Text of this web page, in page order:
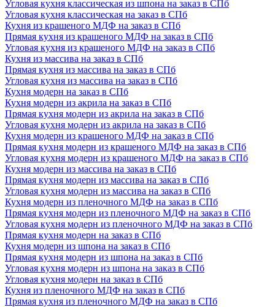
Угловая кухня классическая из шпона на заказ в СПб
Угловая кухня классическая на заказ в СПб
Кухня из крашеного МДФ на заказ в СПб
Прямая кухня из крашеного МДФ на заказ в СПб
Угловая кухня из крашеного МДФ на заказ в СПб
Кухня из массива на заказ в СПб
Прямая кухня из массива на заказ в СПб
Угловая кухня из массива на заказ в СПб
Кухня модерн на заказ в СПб
Кухня модерн из акрила на заказ в СПб
Прямая кухня модерн из акрила на заказ в СПб
Угловая кухня модерн из акрила на заказ в СПб
Кухня модерн из крашеного МДФ на заказ в СПб
Прямая кухня модерн из крашеного МДФ на заказ в СПб
Угловая кухня модерн из крашеного МДФ на заказ в СПб
Кухня модерн из массива на заказ в СПб
Прямая кухня модерн из массива на заказ в СПб
Угловая кухня модерн из массива на заказ в СПб
Кухня модерн из пленочного МДФ на заказ в СПб
Прямая кухня модерн из пленочного МДФ на заказ в СПб
Угловая кухня модерн из пленочного МДФ на заказ в СПб
Прямая кухня модерн на заказ в СПб
Кухня модерн из шпона на заказ в СПб
Прямая кухня модерн из шпона на заказ в СПб
Угловая кухня модерн из шпона на заказ в СПб
Угловая кухня модерн на заказ в СПб
Кухня из пленочного МДФ на заказ в СПб
Прямая кухня из пленочного МДФ на заказ в СПб